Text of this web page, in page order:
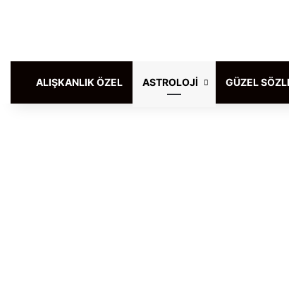
ALIŞKANLIK ÖZEL ASTROLOJI GÜZEL